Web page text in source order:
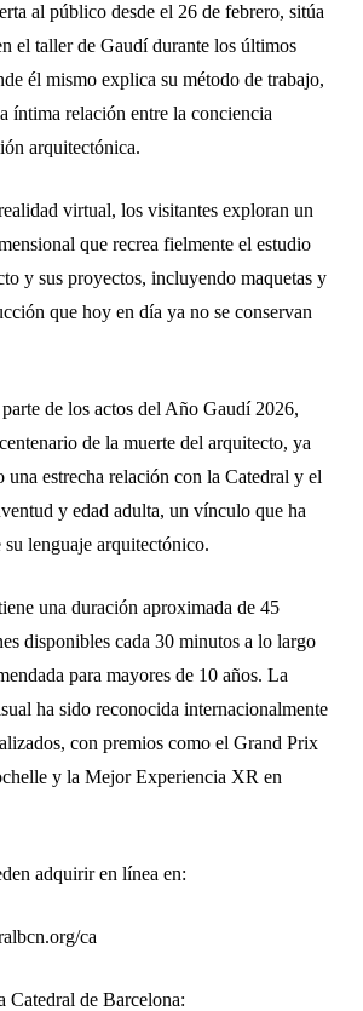
al público desde el 26 de febrero, sitúa
el taller de Gaudí durante los últimos
él mismo explica su método de trabajo,
íntima relación entre la conciencia
arquitectónica.
virtual, los visitantes exploran un
que recrea fielmente el estudio
y sus proyectos, incluyendo maquetas y
que hoy en día ya no se conservan
de los actos del Año Gaudí 2026,
de la muerte del arquitecto, ya
una estrecha relación con la Catedral y el
y edad adulta, un vínculo que ha
lenguaje arquitectónico.
una duración aproximada de 45
disponibles cada 30 minutos a lo largo
para mayores de 10 años. La
ha sido reconocida internacionalmente
con premios como el Grand Prix
y la Mejor Experiencia XR en
adquirir en línea en:
ca
Catedral de Barcelona: